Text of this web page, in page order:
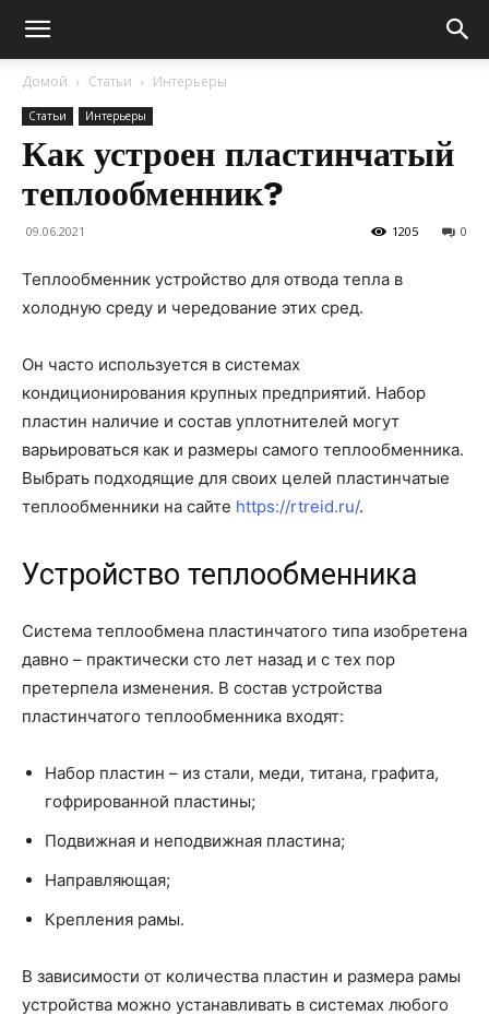
Домой Статьи Интерьеры
Статьи Интерьеры
Как устроен пластинчатый
теплообменник?
09.06.2021 0
1205
Теплообменник устройство для отвода тепла в
холодную среду и чередование этих сред.
Он часто используется в системах
кондиционирования крупных предприятий. Набор
пластин наличие и состав уплотнителей могут
варьироваться как и размеры самого теплообменника.
Выбрать подходящие для своих целей пластинчатые
теплообменники на сайте https://rtreid.ru/.
Устройство теплообменника
Система теплообмена пластинчатого типа изобретена
давно – практически сто лет назад и с тех пор
претерпела изменения. В состав устройства
пластинчатого теплообменника входят:
Набор пластин – из стали, меди, титана, графита,
гофрированной пластины;
Подвижная и неподвижная пластина;
Направляющая;
Крепления рамы.
В зависимости от количества пластин и размера рамы
устройства можно устанавливать в системах любого